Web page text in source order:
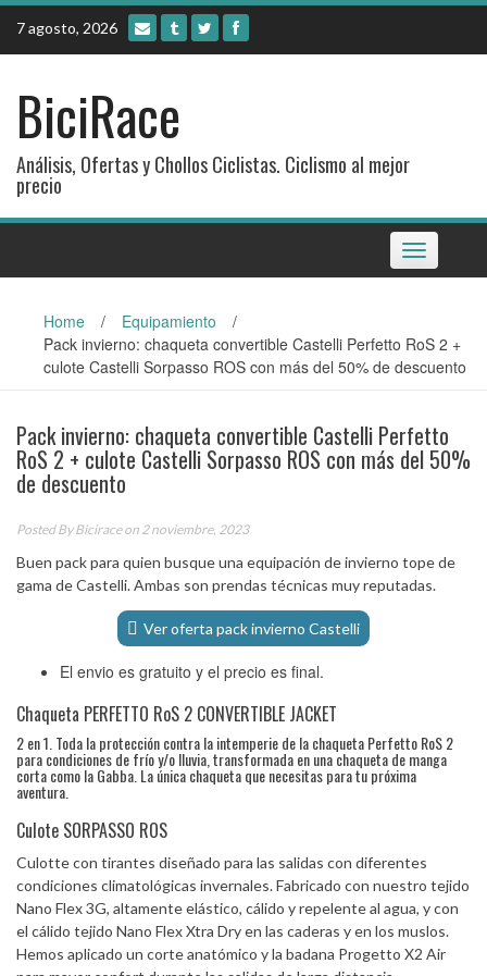
Skip
content
7 agosto, 2026
BiciRace
Análisis, Ofertas y Chollos Ciclistas. Ciclismo al mejor
precio
Toggle
navigation
Home / Equipamiento
/
Pack invierno: chaqueta convertible Castelli Perfetto RoS 2 +
culote Castelli Sorpasso ROS con más del 50% de descuento
Pack invierno: chaqueta convertible Castelli Perfetto
RoS 2 + culote Castelli Sorpasso ROS con más del 50%
de descuento
Posted ByBiciraceon 2 noviembre, 2023
Buen pack para quien busque una equipación de invierno tope de
gama de Castelli. Ambas son prendas técnicas muy reputadas.
Ver oferta pack invierno Castelli
El envio es gratuito y el precio es final.
Chaqueta PERFETTO RoS 2 CONVERTIBLE JACKET
2 en 1. Toda la protección contra la intemperie de la chaqueta Perfetto RoS 2
para condiciones de frío y/o lluvia, transformada en una chaqueta de manga
corta como la Gabba. La única chaqueta que necesitas para tu próxima
aventura.
Culote SORPASSO ROS
Culotte con tirantes diseñado para las salidas con diferentes
condiciones climatológicas invernales. Fabricado con nuestro tejido
Nano Flex 3G, altamente elástico, cálido y repelente al agua, y con
el cálido tejido Nano Flex Xtra Dry en las caderas y en los muslos.
Hemos aplicado un corte anatómico y la badana Progetto X2 Air